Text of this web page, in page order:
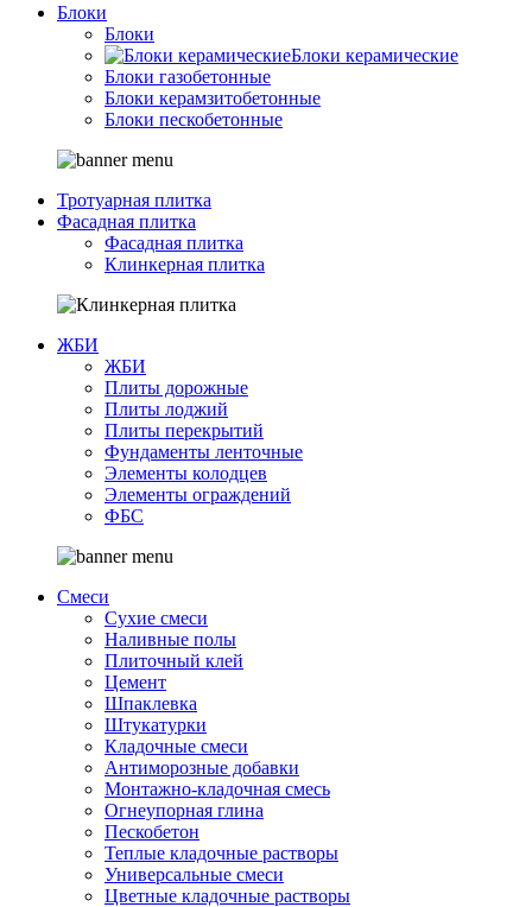
Блоки
Блоки
Блоки керамические
Блоки газобетонные
Блоки керамзитобетонные
Блоки пескобетонные
Тротуарная плитка
Фасадная плитка
Фасадная плитка
Клинкерная плитка
ЖБИ
ЖБИ
Плиты дорожные
Плиты лоджий
Плиты перекрытий
Фундаменты ленточные
Элементы колодцев
Элементы ограждений
ФБС
Смеси
Сухие смеси
Наливные полы
Плиточный клей
Цемент
Шпаклевка
Штукатурки
Кладочные смеси
Антиморозные добавки
Монтажно-кладочная смесь
Огнеупорная глина
Пескобетон
Теплые кладочные растворы
Универсальные смеси
Цветные кладочные растворы